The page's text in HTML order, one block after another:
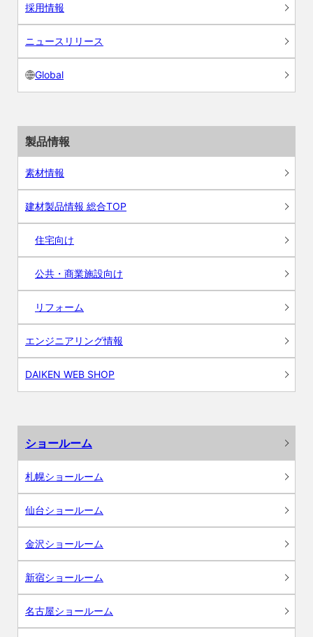
採用情報
ニュースリリース
Global
製品情報
素材情報
建材製品情報 総合TOP
住宅向け
公共・商業施設向け
リフォーム
エンジニアリング情報
DAIKEN WEB SHOP
ショールーム
札幌ショールーム
仙台ショールーム
金沢ショールーム
新宿ショールーム
名古屋ショールーム